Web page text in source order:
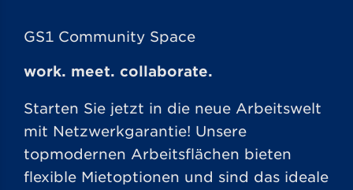
GS1 Community Space
work. meet. collaborate.
Starten Sie jetzt in die neue Arbeitswelt
mit Netzwerkgarantie! Unsere
topmodernen Arbeitsflächen bieten
flexible Mietoptionen und sind das ideale